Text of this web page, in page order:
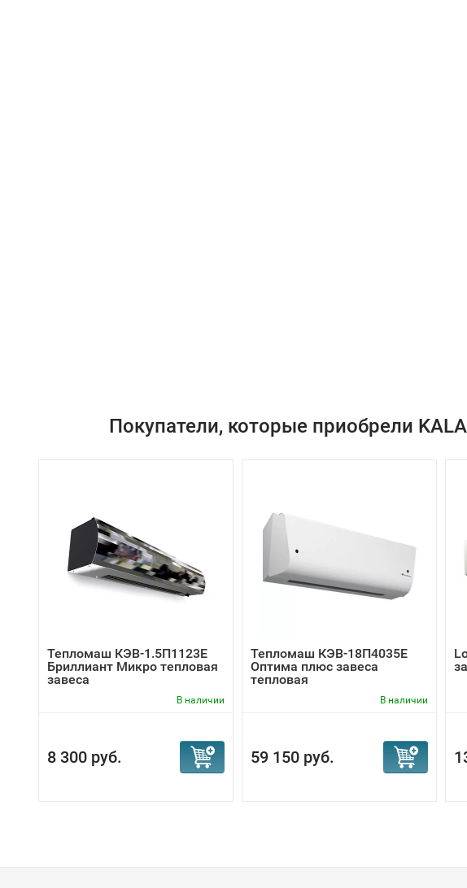
Покупатели, которые приобрели
Тепломаш КЭВ-1.5П1123E
Бриллиант Микро тепловая
завеса
В наличии
8 300 руб.
Тепломаш КЭВ-18П4035Е
Оптима плюс завеса
тепловая
В наличии
59 150 руб.